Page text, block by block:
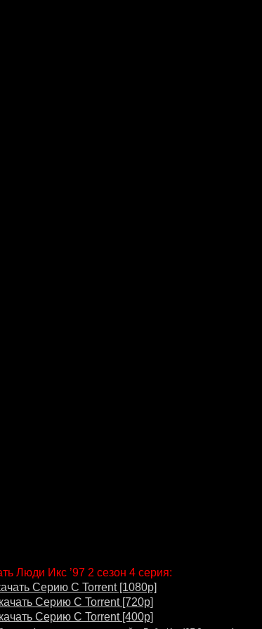
Люди Икс ’97 2 сезон 4 серия:
Серию С Torrent [1080p]
Серию С Torrent [720p]
Серию С Torrent [400p]